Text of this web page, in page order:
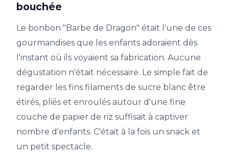
bouchée
Le bonbon "Barbe de Dragon" était l'une de ces
gourmandises que les enfants adoraient dès
l'instant où ils voyaient sa fabrication. Aucune
dégustation n'était nécessaire. Le simple fait de
regarder les fins filaments de sucre blanc être
étirés, pliés et enroulés autour d'une fine
couche de papier de riz suffisait à captiver
nombre d'enfants. C'était à la fois un snack et
un petit spectacle.